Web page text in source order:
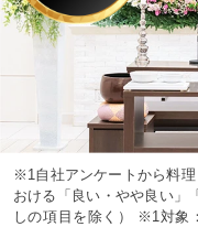
※1自社アンケートから料
おける「良い・やや良い」
しの項目を除く） ※1対象